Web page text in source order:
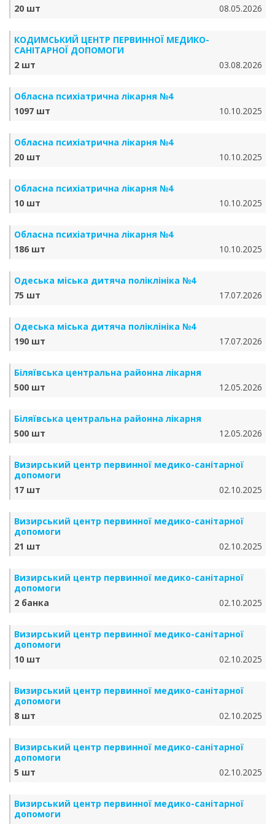
20 шт
08.05.2026
КОДИМСЬКИЙ ЦЕНТР ПЕРВИННОЇ МЕДИКО-
САНІТАРНОЇ ДОПОМОГИ
2 шт
03.08.2026
Обласна психіатрична лікарня №4
1097 шт
10.10.2025
Обласна психіатрична лікарня №4
20 шт
10.10.2025
Обласна психіатрична лікарня №4
10 шт
10.10.2025
Обласна психіатрична лікарня №4
186 шт
10.10.2025
Одеська міська дитяча поліклініка №4
75 шт
17.07.2026
Одеська міська дитяча поліклініка №4
190 шт
17.07.2026
Біляївська центральна районна лікарня
500 шт
12.05.2026
Біляївська центральна районна лікарня
500 шт
12.05.2026
Визирський центр первинної медико-санітарної
допомоги
17 шт
02.10.2025
Визирський центр первинної медико-санітарної
допомоги
21 шт
02.10.2025
Визирський центр первинної медико-санітарної
допомоги
2 банка
02.10.2025
Визирський центр первинної медико-санітарної
допомоги
10 шт
02.10.2025
Визирський центр первинної медико-санітарної
допомоги
8 шт
02.10.2025
Визирський центр первинної медико-санітарної
допомоги
5 шт
02.10.2025
Визирський центр первинної медико-санітарної
допомоги